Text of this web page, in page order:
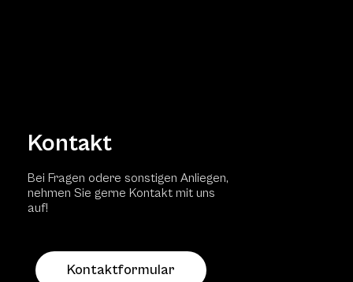
Kontakt
Bei Fragen odere sonstigen Anliegen,
nehmen Sie gerne Kontakt mit uns
auf!
Kontaktformular